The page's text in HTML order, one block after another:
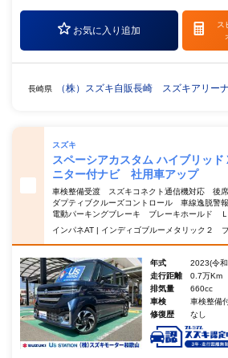
お気に入り追加
ス
長崎県 （株）スズキ自販長崎 スズキアリー
スズキ
スペーシアカスタム ハイブリッ
ニター付ナビ 社用車アップ
車検整備受渡 スズキコネクト通信機対応 後
ダプティブクルーズコントロール 車線逸脱
電動パーキングブレーキ ブレーキホールド
インパネAT | インディゴブルーメタリック２
年式
2023(令
走行距離
0.7万Km
排気量
660cc
車検
車検整備
修復歴
なし